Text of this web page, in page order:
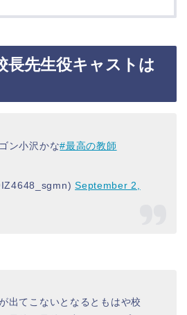
長先生役キャストは
ン小沢かな#最高の教師
September 2,
出てこないとなるともはや校